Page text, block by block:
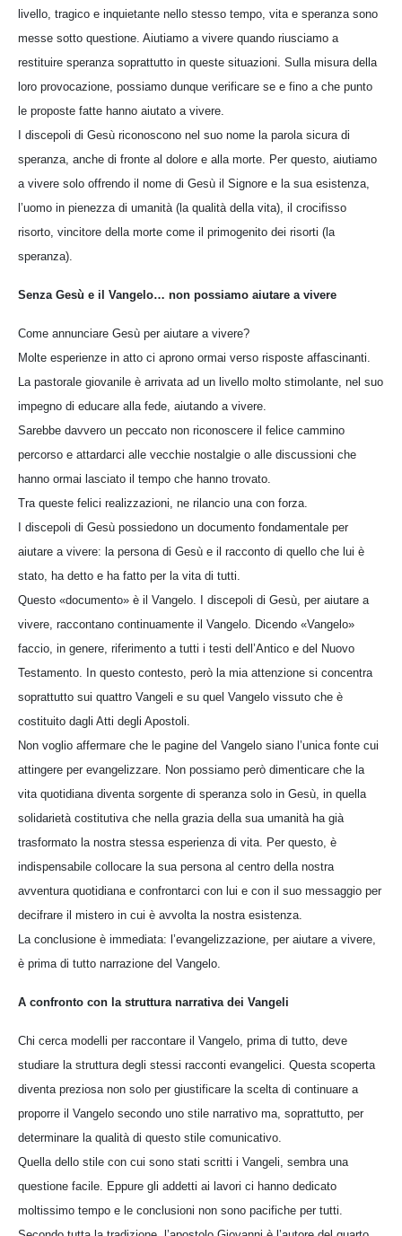
livello, tragico e inquietante nello stesso tempo, vita e speranza sono
messe sotto questione. Aiutiamo a vivere quando riusciamo a
restituire speranza soprattutto in queste situazioni. Sulla misura della
loro provocazione, possiamo dunque verificare se e fino a che punto
le proposte fatte hanno aiutato a vivere.
I discepoli di Gesù riconoscono nel suo nome la parola sicura di
speranza, anche di fronte al dolore e alla morte. Per questo, aiutiamo
a vivere solo offrendo il nome di Gesù il Signore e la sua esistenza,
l’uomo in pienezza di umanità (la qualità della vita), il crocifisso
risorto, vincitore della morte come il primogenito dei risorti (la
speranza).
Senza Gesù e il Vangelo… non possiamo aiutare a vivere
Come annunciare Gesù per aiutare a vivere?
Molte esperienze in atto ci aprono ormai verso risposte affascinanti.
La pastorale giovanile è arrivata ad un livello molto stimolante, nel suo
impegno di educare alla fede, aiutando a vivere.
Sarebbe davvero un peccato non riconoscere il felice cammino
percorso e attardarci alle vecchie nostalgie o alle discussioni che
hanno ormai lasciato il tempo che hanno trovato.
Tra queste felici realizzazioni, ne rilancio una con forza.
I discepoli di Gesù possiedono un documento fondamentale per
aiutare a vivere: la persona di Gesù e il racconto di quello che lui è
stato, ha detto e ha fatto per la vita di tutti.
Questo «documento» è il Vangelo. I discepoli di Gesù, per aiutare a
vivere, raccontano continuamente il Vangelo. Dicendo «Vangelo»
faccio, in genere, riferimento a tutti i testi dell’Antico e del Nuovo
Testamento. In questo contesto, però la mia attenzione si concentra
soprattutto sui quattro Vangeli e su quel Vangelo vissuto che è
costituito dagli Atti degli Apostoli.
Non voglio affermare che le pagine del Vangelo siano l’unica fonte cui
attingere per evangelizzare. Non possiamo però dimenticare che la
vita quotidiana diventa sorgente di speranza solo in Gesù, in quella
solidarietà costitutiva che nella grazia della sua umanità ha già
trasformato la nostra stessa esperienza di vita. Per questo, è
indispensabile collocare la sua persona al centro della nostra
avventura quotidiana e confrontarci con lui e con il suo messaggio per
decifrare il mistero in cui è avvolta la nostra esistenza.
La conclusione è immediata: l’evangelizzazione, per aiutare a vivere,
è prima di tutto narrazione del Vangelo.
A confronto con la struttura narrativa dei Vangeli
Chi cerca modelli per raccontare il Vangelo, prima di tutto, deve
studiare la struttura degli stessi racconti evangelici. Questa scoperta
diventa preziosa non solo per giustificare la scelta di continuare a
proporre il Vangelo secondo uno stile narrativo ma, soprattutto, per
determinare la qualità di questo stile comunicativo.
Quella dello stile con cui sono stati scritti i Vangeli, sembra una
questione facile. Eppure gli addetti ai lavori ci hanno dedicato
moltissimo tempo e le conclusioni non sono pacifiche per tutti.